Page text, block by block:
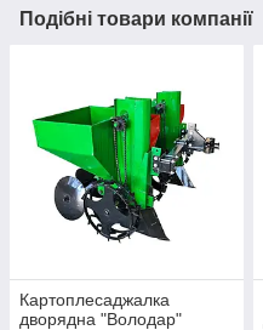
Подібні товари компанії
Картоплесаджалка
дворядна "Володар"